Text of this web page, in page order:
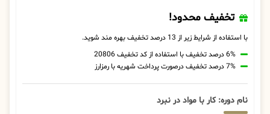
تخفیف محدود!
با استفاده از شرایط زیر از 13 درصد تخفیف بهره مند شوید.
6% درصد تخفیف با استفاده از کد تخفیف 20806
7% درصد تخفیف درصورت پرداخت شهریه با رمزارز
نام دوره: کار با مواد در نبرد